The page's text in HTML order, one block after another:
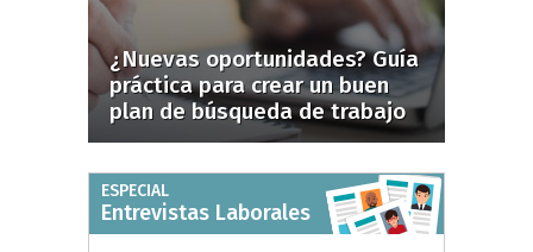
¿Nuevas oportunidades? Guía
práctica para crear un buen
plan de búsqueda de trabajo
ESPECIAL
Entrevistas Laborales